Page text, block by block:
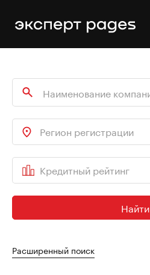
Регион регистрации
Кредитный рейтинг
Найти
Расширенный поиск